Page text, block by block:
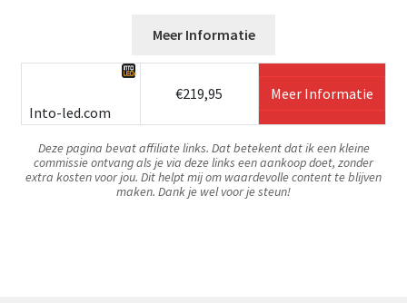
Meer Informatie
Into-led.com
€219,95 Meer Informatie
Deze pagina bevat affiliate links. Dat betekent dat ik een kleine
commissie ontvang als je via deze links een aankoop doet, zonder
extra kosten voor jou. Dit helpt mij om waardevolle content te blijven
maken. Dank je wel voor je steun!